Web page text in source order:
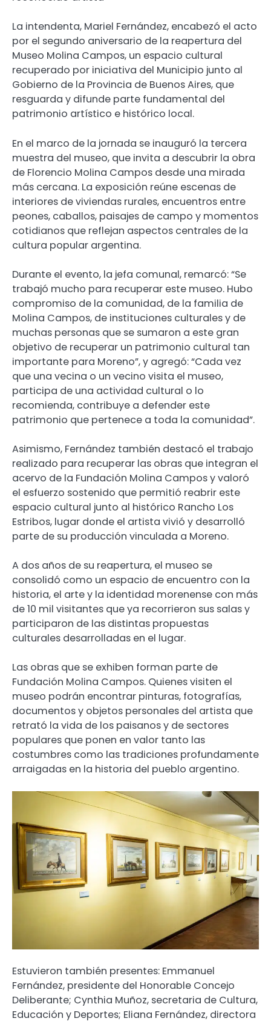
La intendenta, Mariel Fernández, encabezó el acto
por el segundo aniversario de la reapertura del
Museo Molina Campos, un espacio cultural
recuperado por iniciativa del Municipio junto al
Gobierno de la Provincia de Buenos Aires, que
resguarda y difunde parte fundamental del
patrimonio artístico e histórico local.
En el marco de la jornada se inauguró la tercera
muestra del museo, que invita a descubrir la obra
de Florencio Molina Campos desde una mirada
más cercana. La exposición reúne escenas de
interiores de viviendas rurales, encuentros entre
peones, caballos, paisajes de campo y momentos
cotidianos que reflejan aspectos centrales de la
cultura popular argentina.
Durante el evento, la jefa comunal, remarcó: “Se
trabajó mucho para recuperar este museo. Hubo
compromiso de la comunidad, de la familia de
Molina Campos, de instituciones culturales y de
muchas personas que se sumaron a este gran
objetivo de recuperar un patrimonio cultural tan
importante para Moreno”, y agregó: “Cada vez
que una vecina o un vecino visita el museo,
participa de una actividad cultural o lo
recomienda, contribuye a defender este
patrimonio que pertenece a toda la comunidad”.
Asimismo, Fernández también destacó el trabajo
realizado para recuperar las obras que integran el
acervo de la Fundación Molina Campos y valoró
el esfuerzo sostenido que permitió reabrir este
espacio cultural junto al histórico Rancho Los
Estribos, lugar donde el artista vivió y desarrolló
parte de su producción vinculada a Moreno.
A dos años de su reapertura, el museo se
consolidó como un espacio de encuentro con la
historia, el arte y la identidad morenense con más
de 10 mil visitantes que ya recorrieron sus salas y
participaron de las distintas propuestas
culturales desarrolladas en el lugar.
Las obras que se exhiben forman parte de
Fundación Molina Campos. Quienes visiten el
museo podrán encontrar pinturas, fotografías,
documentos y objetos personales del artista que
retrató la vida de los paisanos y de sectores
populares que ponen en valor tanto las
costumbres como las tradiciones profundamente
arraigadas en la historia del pueblo argentino.
Estuvieron también presentes: Emmanuel
Fernández, presidente del Honorable Concejo
Deliberante; Cynthia Muñoz, secretaria de Cultura,
Educación y Deportes; Eliana Fernández, directora